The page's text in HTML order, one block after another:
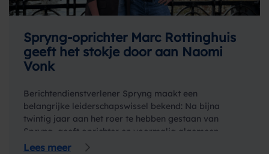
Spryng-oprichter Marc Rottinghuis
geeft het stokje door aan Naomi
Vonk
Berichtendienstverlener Spryng maakt een
belangrijke leiderschapswissel bekend: Na bijna
twintig jaar aan het roer te hebben gestaan van
Spryng, geeft oprichter en voormalig algemeen
directeur Marc Rottinghuis de fakkel door…
Lees meer